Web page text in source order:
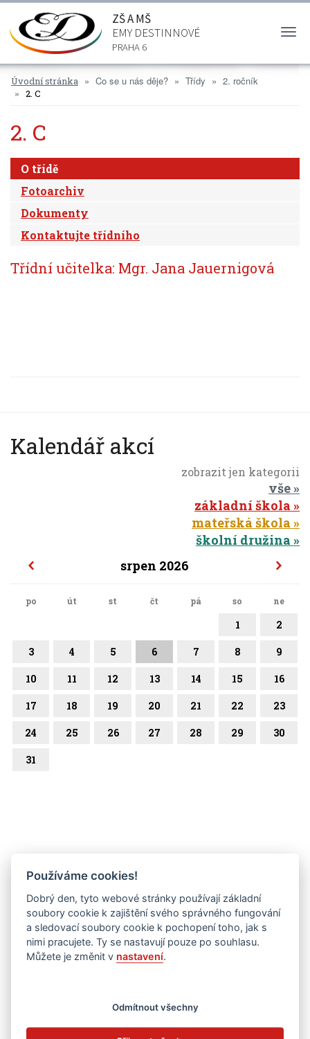
ZŠ A MŠ
EMY DESTINNOVÉ
PRAHA 6
Úvodní stránka Co se u nás děje? Třídy 2. ročník
2. C
2. C
O třídě
Fotoarchiv
Dokumenty
Kontaktujte třídního
Třídní učitelka: Mgr. Jana Jauernigová
Kalendář akcí
zobrazit jen kategorii
vše
základní škola
mateřská škola
školní družina
srpen 2026
po út st čt pá so ne
1 2
3 4 5 6 7 8 9
10 11 12 13 14 15 16
17 18 19 20 21 22 23
24 25 26 27 28 29 30
31
Používáme cookies!
Dobrý den, tyto webové stránky používají základní
soubory cookie k zajištění svého správného fungování
a sledovací soubory cookie k pochopení toho, jak s
nimi pracujete. Ty se nastavují pouze po souhlasu.
Můžete je změnit v nastavení.
Odmítnout všechny